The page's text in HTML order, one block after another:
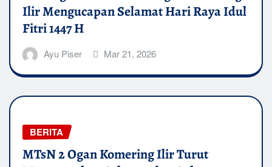
Ilir Mengucapan Selamat Hari Raya Idul
Fitri 1447 H
Ayu Piser Mar 21, 2026
BERITA
MTsN 2 Ogan Komering Ilir Turut